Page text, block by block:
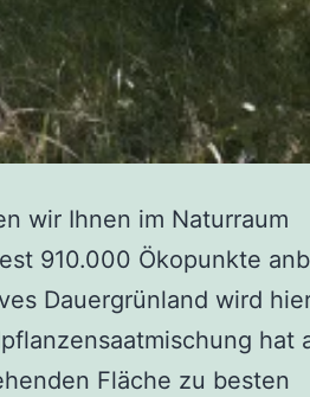
wir Ihnen im Naturraum
910.000 Ökopunkte
Dauergrünland wird
hat
Fläche zu besten